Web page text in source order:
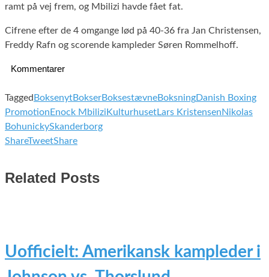
ramt på vej frem, og Mbilizi havde fået fat.
Cifrene efter de 4 omgange lød på 40-36 fra Jan Christensen,
Freddy Rafn og scorende kampleder Søren Rommelhoff.
Kommentarer
Tagged BoksenytBokserBoksestævneBoksningDanish Boxing
Promotion Enock Mbilizi KulturhusetLars KristensenNikolas
BohunickySkanderborg
ShareTweetShare
Related Posts
Uofficielt: Amerikansk kampleder i